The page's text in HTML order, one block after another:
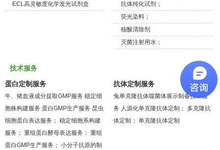
ECL高灵敏度化学发光试剂盒
抗体纯化试剂；
荧光染料；
核酸清除剂
灭菌注射用水；
技术服务
蛋白定制服务
牛、猪血液成分提取GMP服务 稳定细
胞株构建服务 蛋白GMP生产服务 昆虫
细胞蛋白表达服务； 稳定细胞系构建
服务； 重组蛋白酵母表达服务； 重组
蛋白GMP生产服务； 小分子抗原的制
抗体定制服务
兔单克隆抗体噬菌体展示制备技术服
务 人源化单克隆抗体定制；
多克隆抗
体定制； 单克隆抗体定制